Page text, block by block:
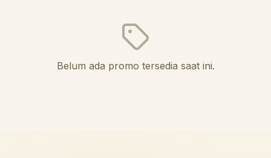
Belum ada promo tersedia saat ini.